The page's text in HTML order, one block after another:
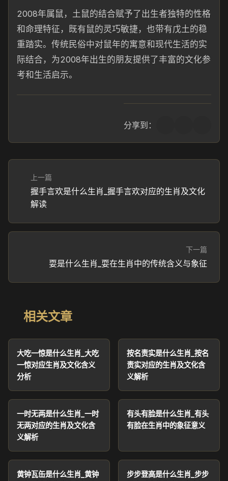
2008年属鼠，土鼠的结合赋予了出生者独特的性格
和命理特征，既有鼠的灵巧敏捷，也带有戊土的稳
重踏实。传统民俗中对鼠年的寓意和现代生活的实
际结合，为2008年出生的朋友提供了丰富的文化参
考和生活启示。
分享到：
上一篇
握手言欢是什么生肖_握手言欢对应的生肖及文化
解读
下一篇
耍是什么生肖_耍在生肖中的传统含义与象征
相关文章
大吃一惊是什么生肖_大吃
一惊对应生肖及文化含义
分析
按名责实是什么生肖_按名
责实对应的生肖及文化含
义解析
一时无两是什么生肖_一时
无两对应的生肖及文化含
义解析
有头有脸是什么生肖_有头
有脸在生肖中的象征意义
黄钟瓦缶是什么生肖_黄钟
步步登高是什么生肖_步步